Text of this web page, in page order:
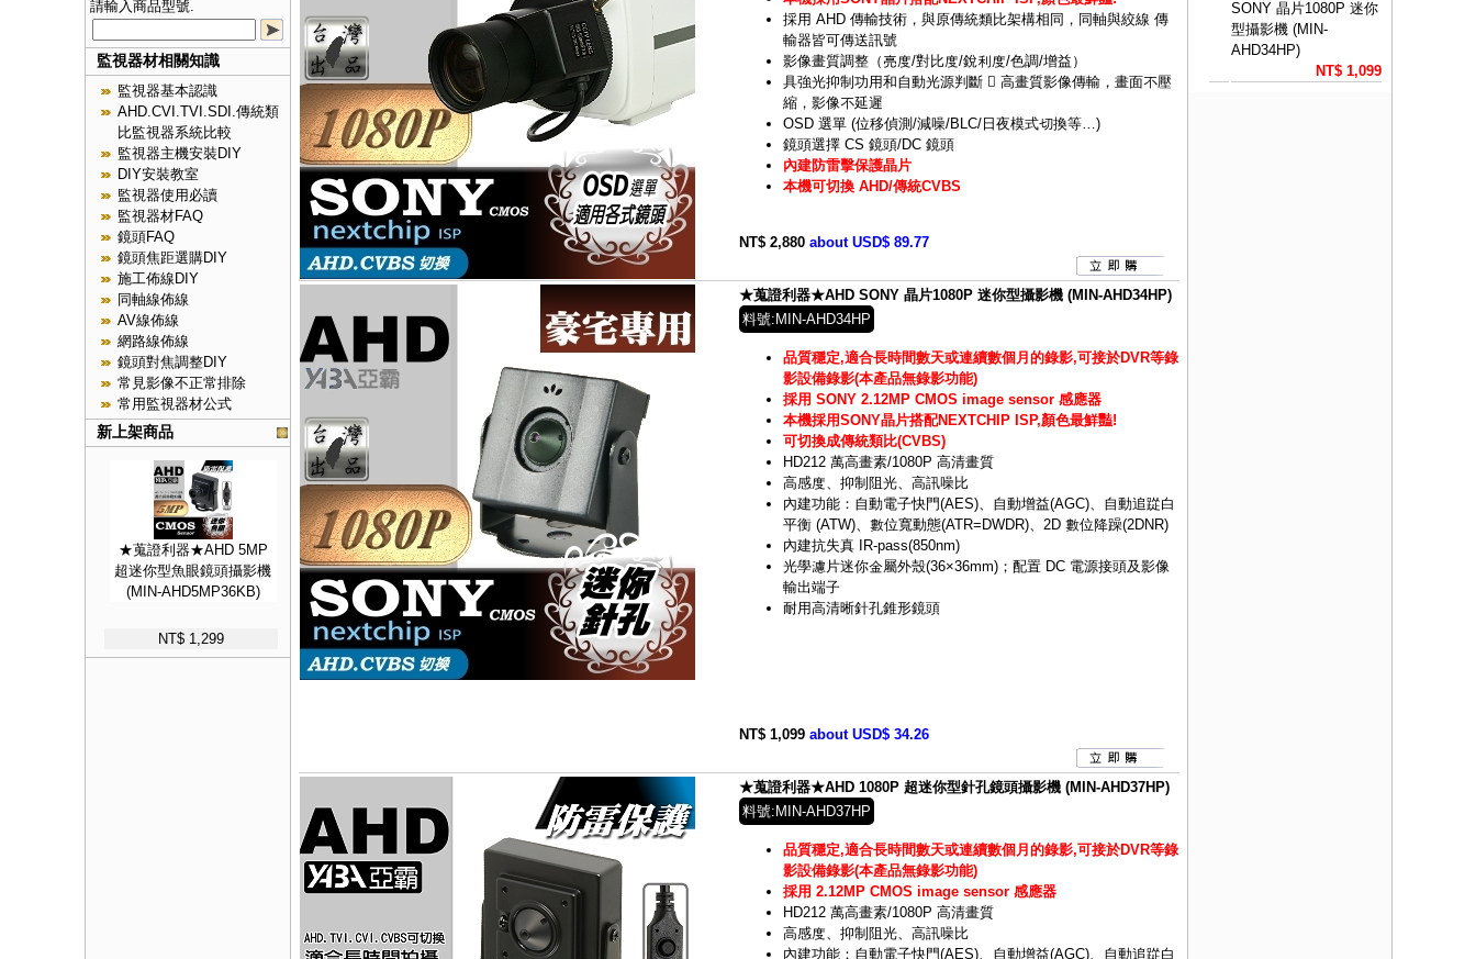
請輸入商品型號.
監視器材相關知識
監視器基本認識
AHD.CVI.TVI.SDI.傳統類
比監視器系統比較
監視器主機安裝DIY
DIY安裝教室
監視器使用必讀
監視器材FAQ
鏡頭FAQ
鏡頭焦距選購DIY
施工佈線DIY
同軸線佈線
AV線佈線
網路線佈線
鏡頭對焦調整DIY
常見影像不正常排除
常用監視器材公式
新上架商品
★蒐證利器★AHD 5MP
超迷你型魚眼鏡頭攝影機
(MIN-AHD5MP36KB)
NT$ 1,299
採用 AHD 傳輸技術，與原傳統類比架構相同，同軸與絞線 傳
輸器皆可傳送訊號
影像畫質調整（亮度/對比度/銳利度/色調/增益）
具強光抑制功用和自動光源判斷  高畫質影像傳輸，畫面不壓
縮，影像不延遲
OSD 選單 (位移偵測/減噪/BLC/日夜模式切換等…)
鏡頭選擇 CS 鏡頭/DC 鏡頭
內建防雷擊保護晶片
本機可切換 AHD/傳統CVBS
NT$ 2,880 about USD$ 89.77
★蒐證利器★AHD SONY 晶片1080P 迷你型攝影機 (MIN-AHD34HP)
料號:MIN-AHD34HP
品質穩定,適合長時間數天或連續數個月的錄影,可接於DVR等錄
影設備錄影(本產品無錄影功能)
採用 SONY 2.12MP CMOS image sensor 感應器
本機採用SONY晶片搭配NEXTCHIP ISP,顏色最鮮豔!
可切換成傳統類比(CVBS)
HD212 萬高畫素/1080P 高清畫質
高感度、抑制阻光、高訊噪比
內建功能：自動電子快門(AES)、自動增益(AGC)、自動追踨白
平衡 (ATW)、數位寬動態(ATR=DWDR)、2D 數位降躁(2DNR)
內建抗失真 IR-pass(850nm)
光學濾片迷你金屬外殼(36×36mm)；配置 DC 電源接頭及影像
輸出端子
耐用高清晰針孔錐形鏡頭
NT$ 1,099 about USD$ 34.26
★蒐證利器★AHD 1080P 超迷你型針孔鏡頭攝影機 (MIN-AHD37HP)
料號:MIN-AHD37HP
品質穩定,適合長時間數天或連續數個月的錄影,可接於DVR等錄
影設備錄影(本產品無錄影功能)
採用 2.12MP CMOS image sensor 感應器
HD212 萬高畫素/1080P 高清畫質
高感度、抑制阻光、高訊噪比
內建功能：自動電子快門(AES)、自動增益(AGC)、自動追踨白
SONY 晶片1080P 迷你
型攝影機 (MIN-
AHD34HP)
NT$ 1,099